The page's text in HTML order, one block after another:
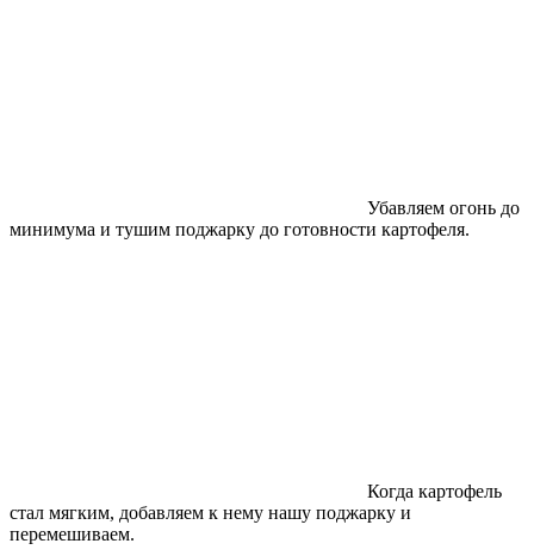
Убавляем огонь до
минимума и тушим поджарку до готовности картофеля.
Когда картофель
стал мягким, добавляем к нему нашу поджарку и
перемешиваем.